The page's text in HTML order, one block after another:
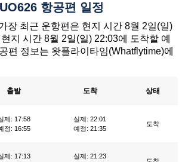
UO626 항공편 일정
장 최근 운항편은 현지 시간 8월 2일(일)
지 시간 8월 2일(일) 22:03에 도착할 예
편 정보는 왓플라이타임(Whatflytime)에
출발 도착 상태
제: 17:58
정: 16:55
실제: 22:01
예정: 21:35
도착
제: 17:13
실제: 21:23